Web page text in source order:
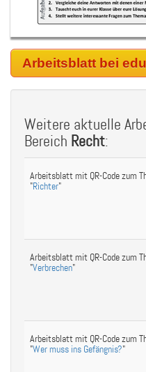
Arbeitsblatt bei
Weitere aktuelle
Bereich Recht:
Arbeitsblatt mit QR-Code zum
"Richter"
Arbeitsblatt mit QR-Code zum
"Verbrechen"
Arbeitsblatt mit QR-Code zum
"Wer muss ins Gefängnis?"